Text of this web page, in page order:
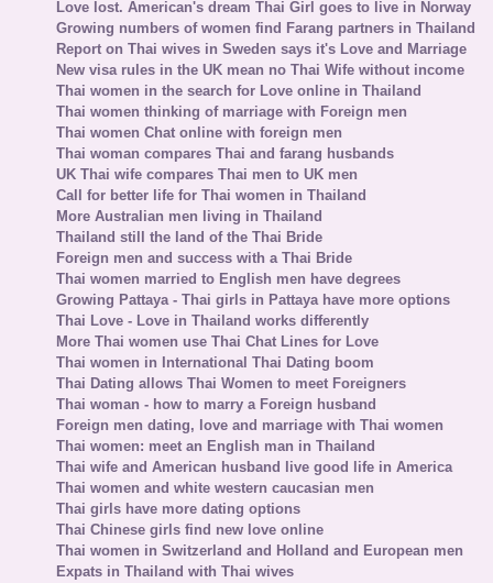
Love lost. American's dream Thai Girl goes to live in Norway
Growing numbers of women find Farang partners in Thailand
Report on Thai wives in Sweden says it's Love and Marriage
New visa rules in the UK mean no Thai Wife without income
Thai women in the search for Love online in Thailand
Thai women thinking of marriage with Foreign men
Thai women Chat online with foreign men
Thai woman compares Thai and farang husbands
UK Thai wife compares Thai men to UK men
Call for better life for Thai women in Thailand
More Australian men living in Thailand
Thailand still the land of the Thai Bride
Foreign men and success with a Thai Bride
Thai women married to English men have degrees
Growing Pattaya - Thai girls in Pattaya have more options
Thai Love - Love in Thailand works differently
More Thai women use Thai Chat Lines for Love
Thai women in International Thai Dating boom
Thai Dating allows Thai Women to meet Foreigners
Thai woman - how to marry a Foreign husband
Foreign men dating, love and marriage with Thai women
Thai women: meet an English man in Thailand
Thai wife and American husband live good life in America
Thai women and white western caucasian men
Thai girls have more dating options
Thai Chinese girls find new love online
Thai women in Switzerland and Holland and European men
Expats in Thailand with Thai wives